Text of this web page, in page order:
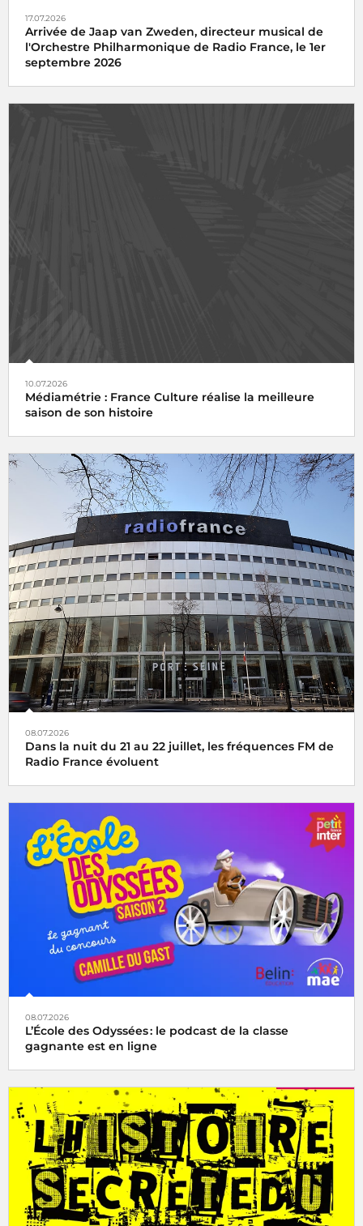
17.07.2026
Arrivée de Jaap van Zweden, directeur musical de
l'Orchestre Philharmonique de Radio France, le 1er
septembre 2026
10.07.2026
Médiamétrie : France Culture réalise la meilleure
saison de son histoire
08.07.2026
Dans la nuit du 21 au 22 juillet, les fréquences FM de
Radio France évoluent
08.07.2026
L’École des Odyssées : le podcast de la classe
gagnante est en ligne